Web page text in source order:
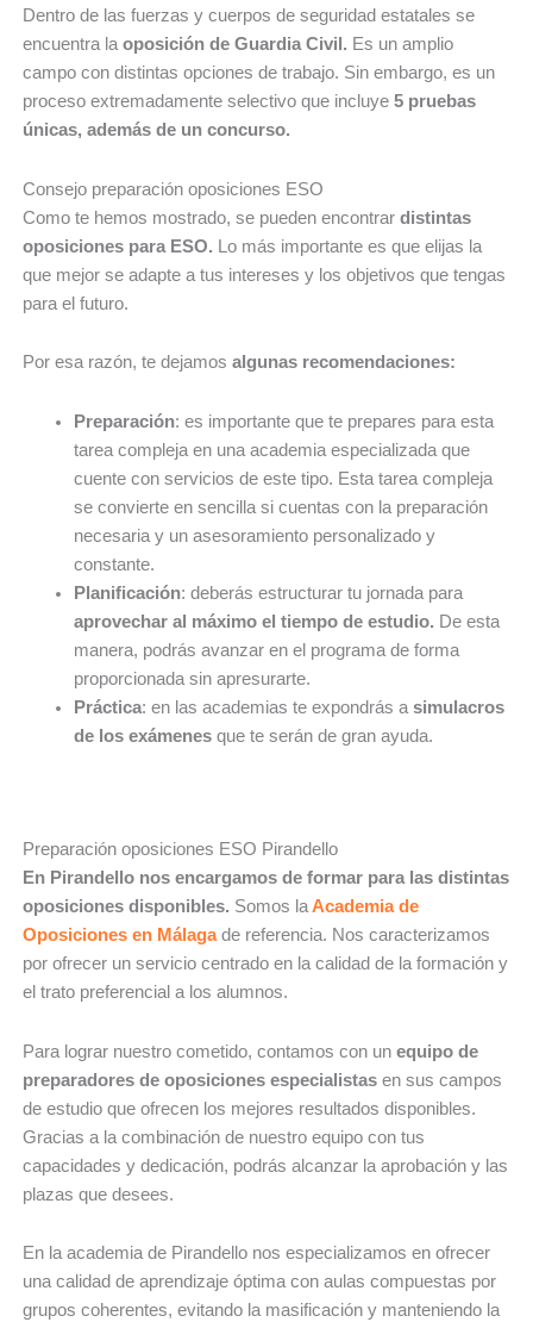
Dentro de las fuerzas y cuerpos de seguridad estatales se
encuentra laoposición de Guardia Civil. Es un amplio
campo con distintas opciones de trabajo. Sin embargo, es un
proceso extremadamente selectivo que incluye 5 pruebas
únicas, además de un concurso.
Consejo preparación oposiciones ESO
Como te hemos mostrado, se pueden encontrar distintas
oposiciones para ESO. Lo más importante es que elijas la
que mejor se adapte a tus intereses y los objetivos que tengas
para el futuro.
Por esa razón, te dejamos algunas recomendaciones:
Preparación: es importante que te prepares para esta
tarea compleja en una academia especializada que
cuente con servicios de este tipo. Esta tarea compleja
se convierte en sencilla si cuentas con la preparación
necesaria y un asesoramiento personalizado y
constante.
Planificación: deberás estructurar tu jornada para
aprovechar al máximo el tiempo de estudio. De esta
manera, podrás avanzar en el programa de forma
proporcionada sin apresurarte.
Práctica: en las academias te expondrás asimulacros
de los exámenes que te serán de gran ayuda.
Preparación oposiciones ESO Pirandello
En Pirandello nos encargamos de formar para las distintas
oposiciones disponibles. Somos laAcademia de
Oposiciones en Málagade referencia. Nos caracterizamos
por ofrecer un servicio centrado en la calidad de la formación y
el trato preferencial a los alumnos.
Para lograr nuestro cometido, contamos con unequipo de
preparadores de oposiciones especialistasen sus campos
de estudio que ofrecen los mejores resultados disponibles.
Gracias a la combinación de nuestro equipo con tus
capacidades y dedicación, podrás alcanzar la aprobación y las
plazas que desees.
En la academia de Pirandello nos especializamos en ofrecer
una calidad de aprendizaje óptima con aulas compuestas por
grupos coherentes, evitando la masificación y manteniendo la